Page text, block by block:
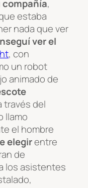
compañía,
estaba
nada que ver
ver el
, con
un robot
animado de
través del
llamo
el hombre
elegirentre
de
los asistentes